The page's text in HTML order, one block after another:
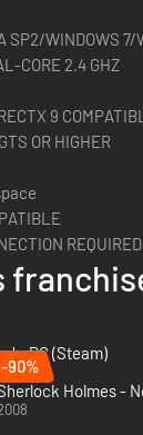
SP2/WINDOWS 7/
CORE 2.4 GHZ
9
OR HIGHER
- PC (Steam)
-90%
Holmes -